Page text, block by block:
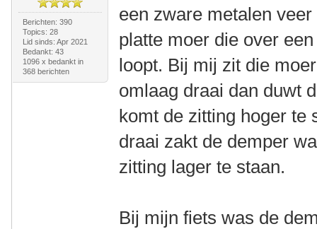
Berichten: 390
Topics: 28
Lid sinds: Apr 2021
Bedankt: 43
1096 x bedankt in
368 berichten
een zware metalen
platte moer die over
loopt. Bij mij zit die
omlaag draai dan duwt
komt de zitting hoger te
draai zakt de demper
zitting lager te staan.
Bij mijn fiets was de